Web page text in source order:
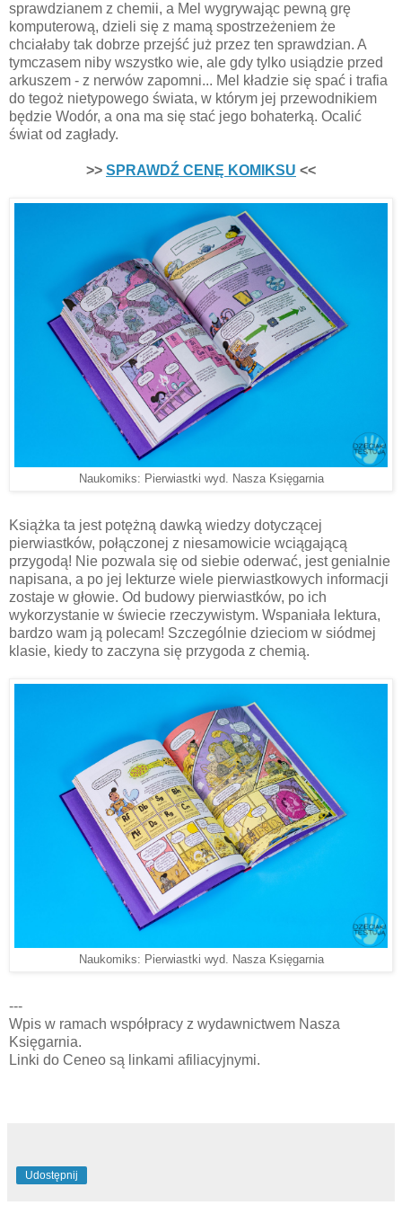
sprawdzianem z chemii, a Mel wygrywając pewną grę
komputerową, dzieli się z mamą spostrzeżeniem że
chciałaby tak dobrze przejść już przez ten sprawdzian. A
tymczasem niby wszystko wie, ale gdy tylko usiądzie przed
arkuszem - z nerwów zapomni... Mel kładzie się spać i trafia
do tegoż nietypowego świata, w którym jej przewodnikiem
będzie Wodór, a ona ma się stać jego bohaterką. Ocalić
świat od zagłady.
>> SPRAWDŹ CENĘ KOMIKSU <<
Naukomiks: Pierwiastki wyd. Nasza Księgarnia
Książka ta jest potężną dawką wiedzy dotyczącej
pierwiastków, połączonej z niesamowicie wciągającą
przygodą! Nie pozwala się od siebie oderwać, jest genialnie
napisana, a po jej lekturze wiele pierwiastkowych informacji
zostaje w głowie. Od budowy pierwiastków, po ich
wykorzystanie w świecie rzeczywistym. Wspaniała lektura,
bardzo wam ją polecam! Szczególnie dzieciom w siódmej
klasie, kiedy to zaczyna się przygoda z chemią.
Naukomiks: Pierwiastki wyd. Nasza Księgarnia
---
Wpis w ramach współpracy z wydawnictwem Nasza
Księgarnia.
Linki do Ceneo są linkami afiliacyjnymi.
Udostępnij